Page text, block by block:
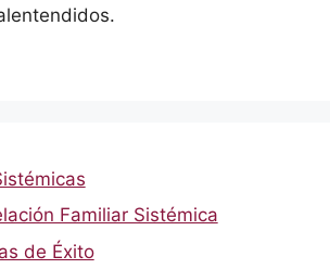
Familiar Sistémica
de Éxito